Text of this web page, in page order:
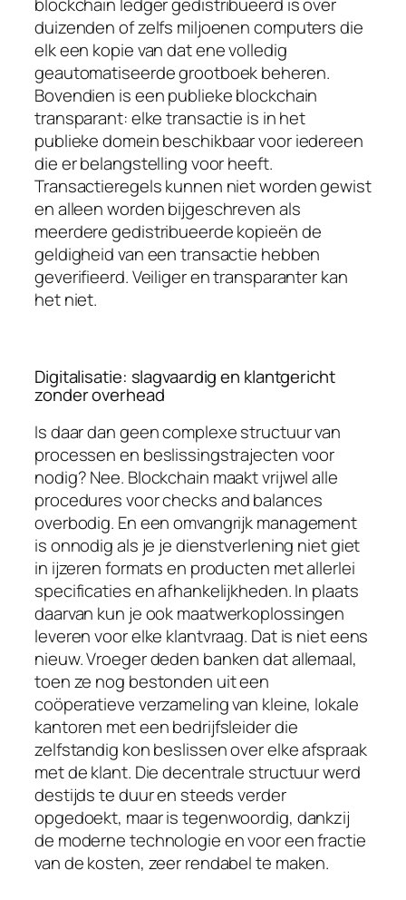
blockchain ledgergedistribueerd is over
duizenden of zelfs miljoenen computers die
elk een kopie van dat ene volledig
geautomatiseerde grootboek beheren.
Bovendien is een publieke blockchain
transparant: elke transactie is in het
publieke domein beschikbaar voor iedereen
die er belangstelling voor heeft.
Transactieregels kunnen niet worden gewist
en alleen worden bijgeschreven als
meerdere gedistribueerde kopieën de
geldigheid van een transactie hebben
geverifieerd. Veiliger en transparanter kan
het niet.
Digitalisatie: slagvaardig en klantgericht
zonder overhead
Is daar dan geen complexe structuur van
processen en beslissingstrajecten voor
nodig? Nee. Blockchain maakt vrijwel alle
procedures voorchecks and balances
overbodig. En een omvangrijk management
is onnodig als je je dienstverlening niet giet
in ijzeren formats en producten met allerlei
specificaties en afhankelijkheden. In plaats
daarvan kun je ook maatwerkoplossingen
leveren voor elke klantvraag. Dat is niet eens
nieuw. Vroeger deden banken dat allemaal,
toen ze nog bestonden uit een
coöperatieve verzameling van kleine, lokale
kantoren met een bedrijfsleider die
zelfstandig kon beslissen over elke afspraak
met de klant. Die decentrale structuur werd
destijds te duur en steeds verder
opgedoekt, maar is tegenwoordig, dankzij
de moderne technologie en voor een fractie
van de kosten, zeer rendabel te maken.